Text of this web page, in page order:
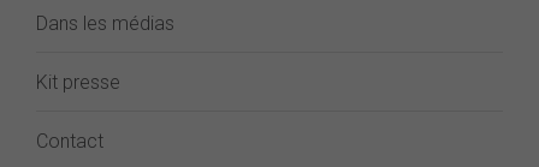
Dans les médias
Kit presse
Contact